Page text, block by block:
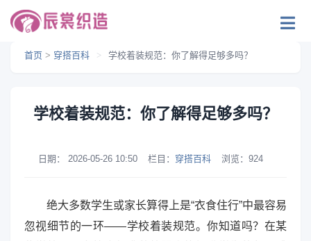
首页 > 穿搭百科 > 学校着装规范：你了解得足够多吗？
学校着装规范：你了解得足够多吗？
日期： 2026-05-26 10:50 栏目： 穿搭百科 浏览： 924
绝大多数学生或家长算得上是“衣食住行”中最容易
忽视细节的一环——学校着装规范。你知道吗？在某